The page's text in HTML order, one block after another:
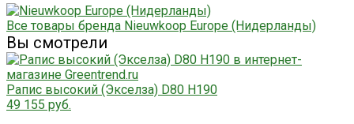
Все товары бренда Nieuwkoop Europe (Нидерланды)
Вы смотрели
Рапис высокий (Экселза) D80 H190
49 155 руб.